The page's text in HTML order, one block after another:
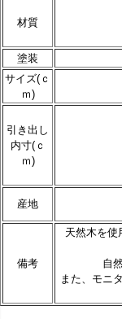
材質
塗装
サイズ(ｃ
ｍ)
引き出し
内寸(ｃ
ｍ)
産地
備考
天然木を使
自
また、モニ